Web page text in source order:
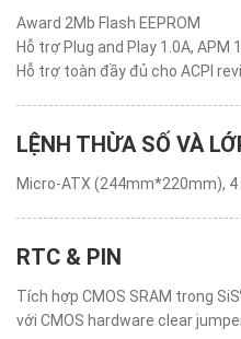
Award 2Mb Flash EEPROM
Hỗ trợ Plug and Play 1.0A, APM
Hỗ trợ toàn đầy đủ cho ACPI
LỆNH THỪA SỐ VÀ
Micro-ATX (244mm*220mm), 4
RTC & PIN
Tích hợp CMOS SRAM trong SiS
với CMOS hardware clear